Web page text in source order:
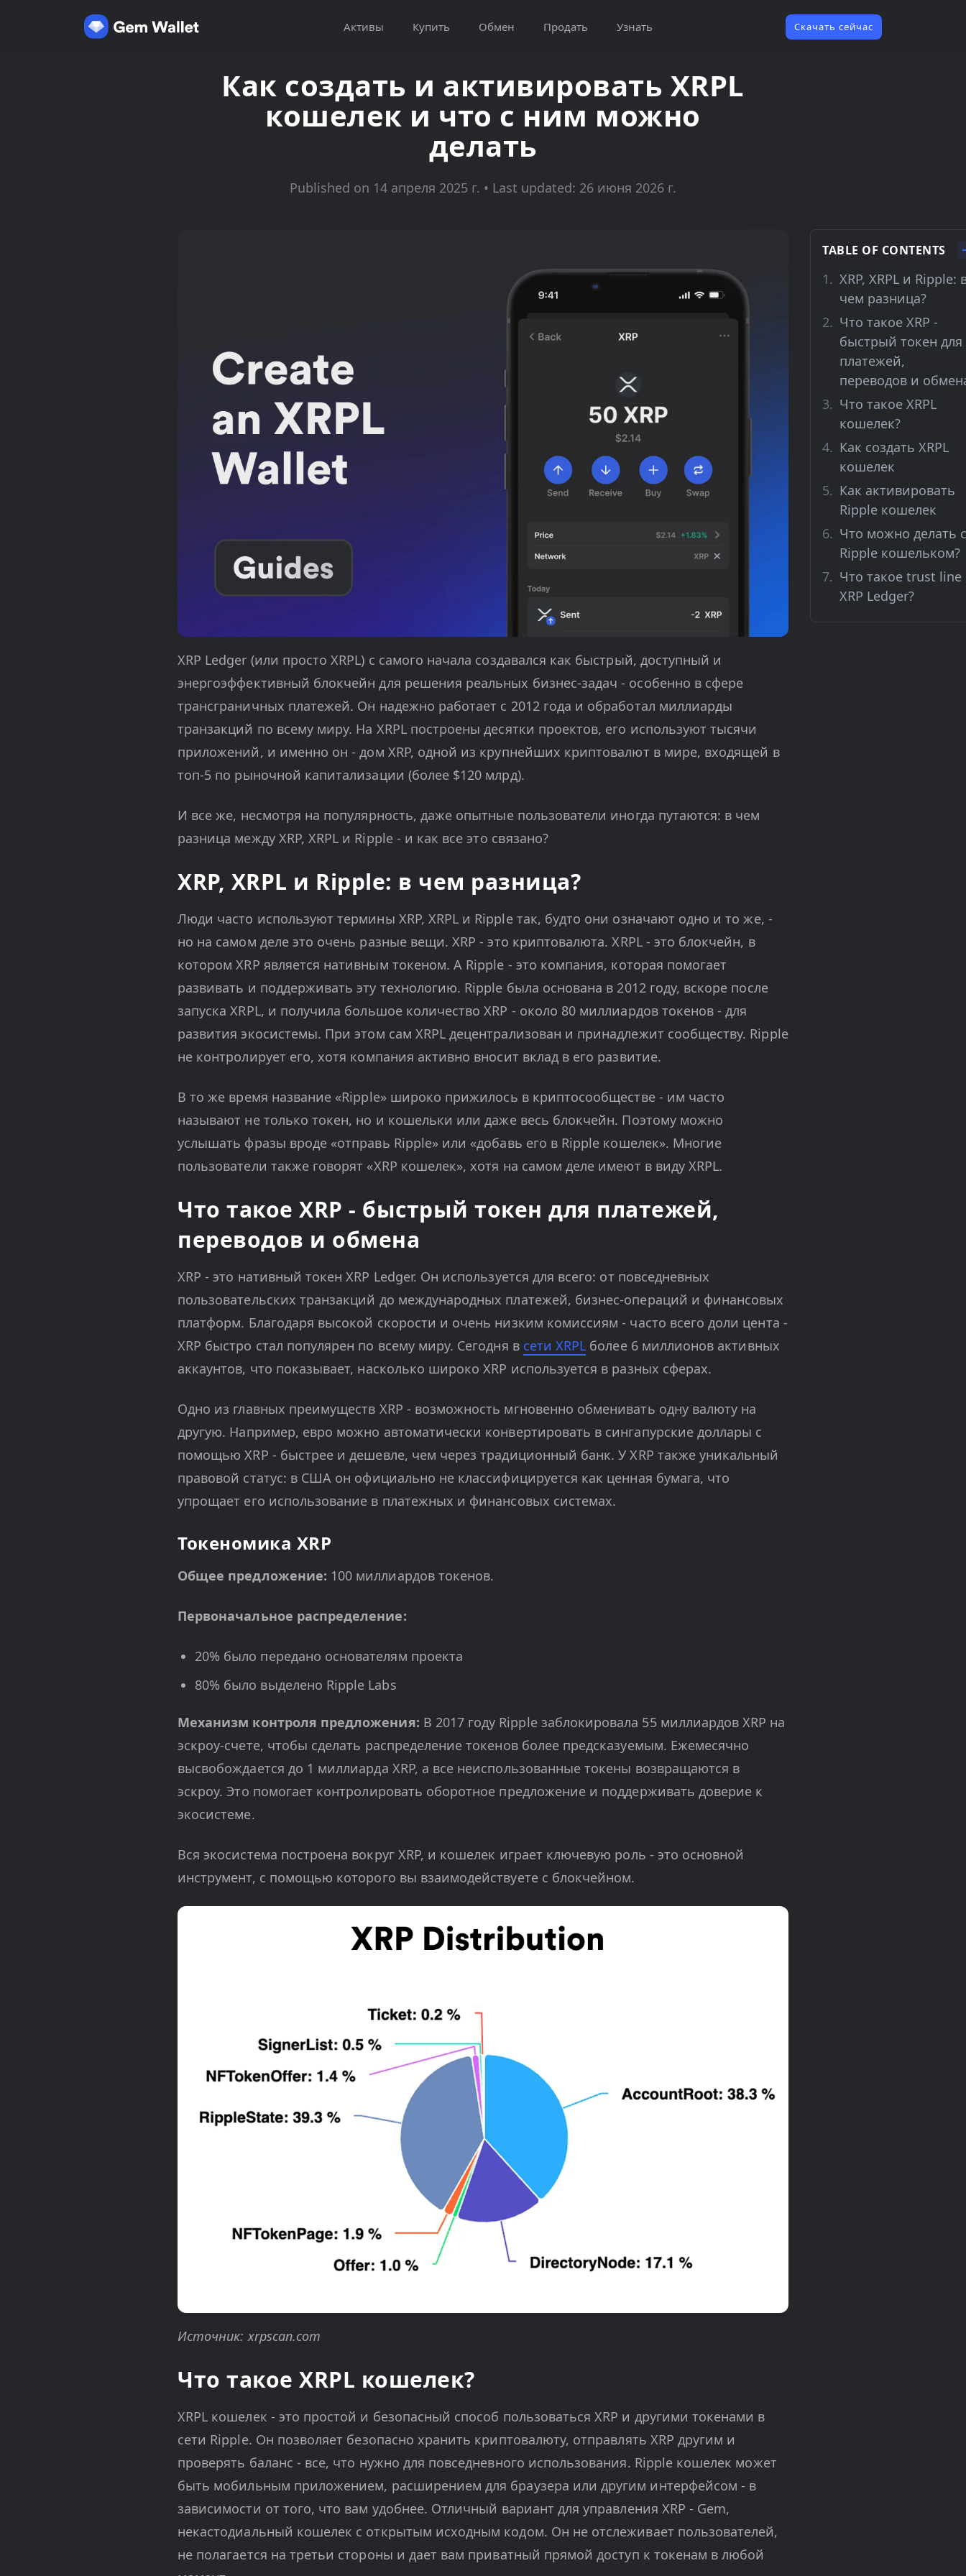
Активы Купить Обмен Продать Узнать Скачать сейчас
Как создать и активировать XRPL
кошелек и что с ним можно
делать
Published on 14 апреля 2025 г. • Last updated: 26 июня 2026 г.
TABLE OF CONTENTS
XRP, XRPL и Ripple:
чем разница?
Что такое XRP -
быстрый токен для
платежей,
переводов и
Что такое XRPL
кошелек?
Как создать XRPL
кошелек
Как активировать
Ripple кошелек
Что можно делать с
Ripple кошельком?
Что такое trust line
XRP Ledger?
XRP Ledger (или просто XRPL) с самого начала создавался как быстрый, доступный и
энергоэффективный блокчейн для решения реальных бизнес-задач - особенно в сфере
трансграничных платежей. Он надежно работает с 2012 года и обработал миллиарды
транзакций по всему миру. На XRPL построены десятки проектов, его используют тысячи
приложений, и именно он - дом XRP, одной из крупнейших криптовалют в мире, входящей в
топ-5 по рыночной капитализации (более $120 млрд).
И все же, несмотря на популярность, даже опытные пользователи иногда путаются: в чем
разница между XRP, XRPL и Ripple - и как все это связано?
XRP, XRPL и Ripple: в чем разница?
Люди часто используют термины XRP, XRPL и Ripple так, будто они означают одно и то же, -
но на самом деле это очень разные вещи. XRP - это криптовалюта. XRPL - это блокчейн, в
котором XRP является нативным токеном. А Ripple - это компания, которая помогает
развивать и поддерживать эту технологию. Ripple была основана в 2012 году, вскоре после
запуска XRPL, и получила большое количество XRP - около 80 миллиардов токенов - для
развития экосистемы. При этом сам XRPL децентрализован и принадлежит сообществу. Ripple
не контролирует его, хотя компания активно вносит вклад в его развитие.
В то же время название «Ripple» широко прижилось в криптосообществе - им часто
называют не только токен, но и кошельки или даже весь блокчейн. Поэтому можно
услышать фразы вроде «отправь Ripple» или «добавь его в Ripple кошелек». Многие
пользователи также говорят «XRP кошелек», хотя на самом деле имеют в виду XRPL.
Что такое XRP - быстрый токен для платежей,
переводов и обмена
XRP - это нативный токен XRP Ledger. Он используется для всего: от повседневных
пользовательских транзакций до международных платежей, бизнес-операций и финансовых
платформ. Благодаря высокой скорости и очень низким комиссиям - часто всего доли цента -
XRP быстро стал популярен по всему миру. Сегодня в сети XRPL более 6 миллионов активных
аккаунтов, что показывает, насколько широко XRP используется в разных сферах.
Одно из главных преимуществ XRP - возможность мгновенно обменивать одну валюту на
другую. Например, евро можно автоматически конвертировать в сингапурские доллары с
помощью XRP - быстрее и дешевле, чем через традиционный банк. У XRP также уникальный
правовой статус: в США он официально не классифицируется как ценная бумага, что
упрощает его использование в платежных и финансовых системах.
Токеномика XRP
Общее предложение: 100 миллиардов токенов.
Первоначальное распределение:
20% было передано основателям проекта
80% было выделено Ripple Labs
Механизм контроля предложения: В 2017 году Ripple заблокировала 55 миллиардов XRP на
эскроу-счете, чтобы сделать распределение токенов более предсказуемым. Ежемесячно
высвобождается до 1 миллиарда XRP, а все неиспользованные токены возвращаются в
эскроу. Это помогает контролировать оборотное предложение и поддерживать доверие к
экосистеме.
Вся экосистема построена вокруг XRP, и кошелек играет ключевую роль - это основной
инструмент, с помощью которого вы взаимодействуете с блокчейном.
Источник: xrpscan.com
Что такое XRPL кошелек?
XRPL кошелек - это простой и безопасный способ пользоваться XRP и другими токенами в
сети Ripple. Он позволяет безопасно хранить криптовалюту, отправлять XRP другим и
проверять баланс - все, что нужно для повседневного использования. Ripple кошелек может
быть мобильным приложением, расширением для браузера или другим интерфейсом - в
зависимости от того, что вам удобнее. Отличный вариант для управления XRP - Gem,
некастодиальный кошелек с открытым исходным кодом. Он не отслеживает пользователей,
не полагается на третьи стороны и дает вам приватный прямой доступ к токенам в любой